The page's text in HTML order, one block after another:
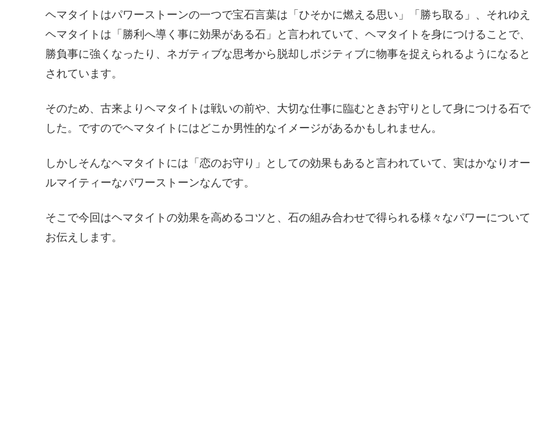
ヘマタイトはパワーストーンの一つで宝石言葉は「ひそかに燃える思い」「勝ち取る」、それゆえ
ヘマタイトは「勝利へ導く事に効果がある石」と言われていて、ヘマタイトを身につけることで、
勝負事に強くなったり、ネガティブな思考から脱却しポジティブに物事を捉えられるようになると
されています。
そのため、古来よりヘマタイトは戦いの前や、大切な仕事に臨むときお守りとして身につける石で
した。ですのでヘマタイトにはどこか男性的なイメージがあるかもしれません。
しかしそんなヘマタイトには「恋のお守り」としての効果もあると言われていて、実はかなりオー
ルマイティーなパワーストーンなんです。
そこで今回はヘマタイトの効果を高めるコツと、石の組み合わせで得られる様々なパワーについて
お伝えします。